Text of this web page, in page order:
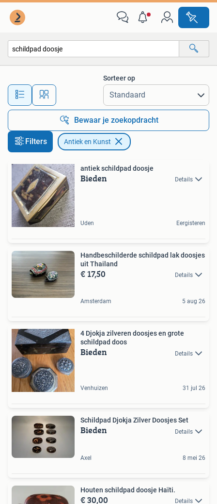
Alle afstanden…
Sorteer op
Bewaar je zoekopdracht
Filters Antiek en Kunst
antiek schildpad doosje
Bieden Details
Uden Eergisteren
Handbeschilderde schildpad lak doosjes
uit Thailand
€ 17,50 Details
Amsterdam 5 aug 26
4 Djokja zilveren doosjes en grote
schildpad doos
Bieden Details
Venhuizen 31 jul 26
Schildpad Djokja Zilver Doosjes Set
Bieden Details
Axel 8 mei 26
Houten schildpad doosje Haïti.
€ 30,00 Details